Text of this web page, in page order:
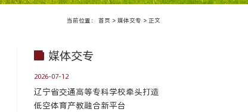
当前位置： 首页 > 媒体交专 > 正文
媒体交专
2026-07-12
辽宁省交通高等专科学校牵头打造
低空体育产教融合新平台